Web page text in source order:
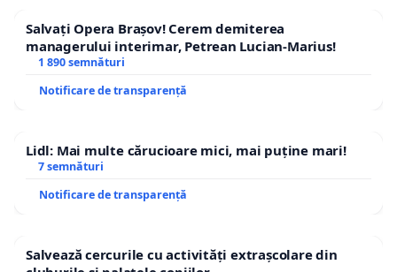
atât siguranța rutieră, cât și drepturile
proprietarilor de vehicule.
Dacă și tu consideri că sistemul actual trebuie
semnează această petiție.
Salvați Opera Brașov! Cerem demiterea
managerului interimar, Petrean Lucian-Marius!
1 890 semnături
Notificare de transparență
Lidl: Mai multe cărucioare mici, mai puține mari!
7 semnături
Notificare de transparență
Salvează cercurile cu activități extrașcolare din